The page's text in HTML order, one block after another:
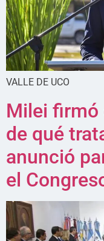
VALLE DE UCO
Milei firmó
de qué
anunció
el